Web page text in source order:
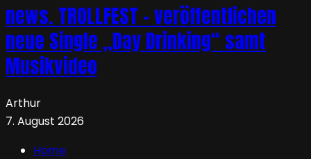
news. TROLLFEST – veröffentlichen
neue Single „Day Drinking“ samt
Musikvideo
Arthur
7. August 2026
Home